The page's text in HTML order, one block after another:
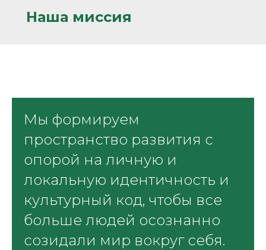
Наша миссия
Мы формируем
пространство развития с
опорой на личную и
локальную идентичность и
культурный код, чтобы все
больше людей осознанно
созидали мир вокруг себя.